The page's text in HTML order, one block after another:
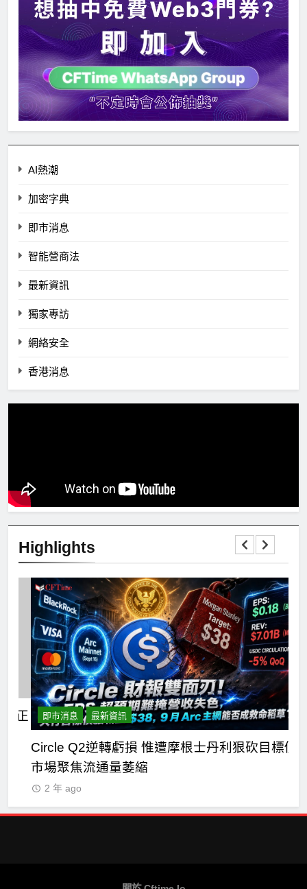
AI熱潮
加密字典
即市消息
智能營商法
最新資訊
獨家專訪
網絡安全
香港消息
Highlights
即市消息 最新資訊
Circle Q2逆轉虧損 惟遭摩根士丹利狠砍目標價
市場聚焦流通量萎縮
2 年 ago